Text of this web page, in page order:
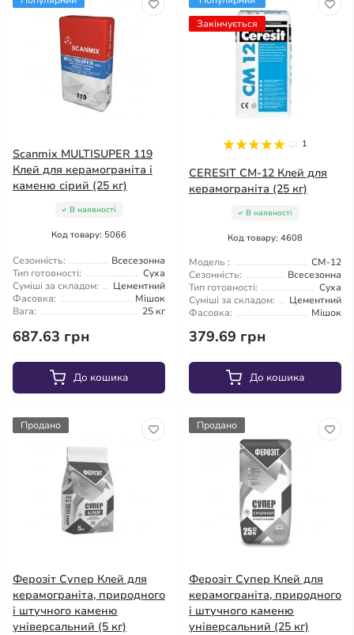
Scanmix MULTISUPER 119
Клей для керамограніта і
каменю сірий (25 кг)
В наявності
Код товару: 5066
Сезонність:
Всесезонна
Тип готовності:
Суха
Суміші за складом:
Цементний
Фасовка:
Мішок
Вага:
25 кг
687.63 грн
До кошика
Закінчується
1
CERESIT CM-12 Клей для
керамограніта (25 кг)
В наявності
Код товару: 4608
Модель :
CM-12
Сезонність:
Всесезонна
Тип готовності:
Суха
Суміші за складом:
Цементний
Фасовка:
Мішок
379.69 грн
До кошика
Продано
Ферозіт Супер Клей для
керамограніта, природного
і штучного каменю
універсальний (5 кг)
Продано
Ферозіт Супер Клей для
керамограніта, природного
і штучного каменю
універсальний (25 кг)